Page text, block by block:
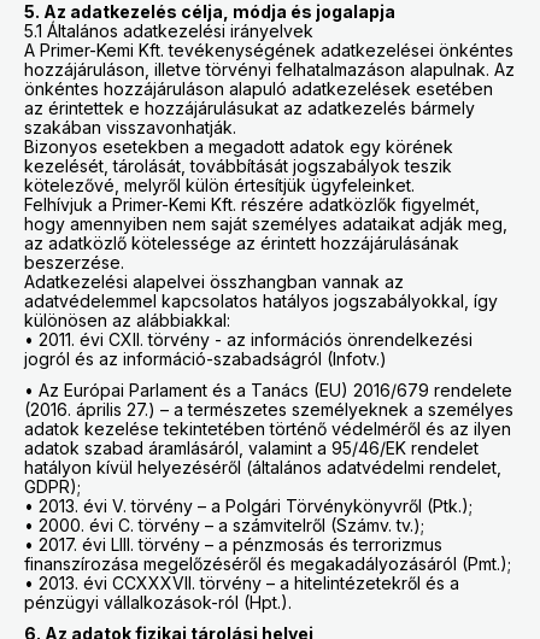
5. Az adatkezelés célja, módja és jogalapja
5.1 Általános adatkezelési irányelvek
A Primer-Kemi Kft. tevékenységének adatkezelései önkéntes
hozzájáruláson, illetve törvényi felhatalmazáson alapulnak. Az
önkéntes hozzájáruláson alapuló adatkezelések esetében
az érintettek e hozzájárulásukat az adatkezelés bármely
szakában visszavonhatják.
Bizonyos esetekben a megadott adatok egy körének
kezelését, tárolását, továbbítását jogszabályok teszik
kötelezővé, melyről külön értesítjük ügyfeleinket.
Felhívjuk a Primer-Kemi Kft. részére adatközlők figyelmét,
hogy amennyiben nem saját személyes adataikat adják meg,
az adatközlő kötelessége az érintett hozzájárulásának
beszerzése.
Adatkezelési alapelvei összhangban vannak az
adatvédelemmel kapcsolatos hatályos jogszabályokkal, így
különösen az alábbiakkal:
• 2011. évi CXII. törvény - az információs önrendelkezési
jogról és az információ-szabadságról (Infotv.)
• Az Európai Parlament és a Tanács (EU) 2016/679 rendelete
(2016. április 27.) – a természetes személyeknek a személyes
adatok kezelése tekintetében történő védelméről és az ilyen
adatok szabad áramlásáról, valamint a 95/46/EK rendelet
hatályon kívül helyezéséről (általános adatvédelmi rendelet,
GDPR);
• 2013. évi V. törvény – a Polgári Törvénykönyvről (Ptk.);
• 2000. évi C. törvény – a számvitelről (Számv. tv.);
• 2017. évi LIII. törvény – a pénzmosás és terrorizmus
finanszírozása megelőzéséről és megakadályozásáról (Pmt.);
• 2013. évi CCXXXVII. törvény – a hitelintézetekről és a
pénzügyi vállalkozások-ról (Hpt.).
6. Az adatok fizikai tárolási helyei